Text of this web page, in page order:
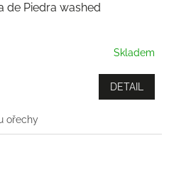
de Piedra washed
Skladem
DETAIL
ořechy